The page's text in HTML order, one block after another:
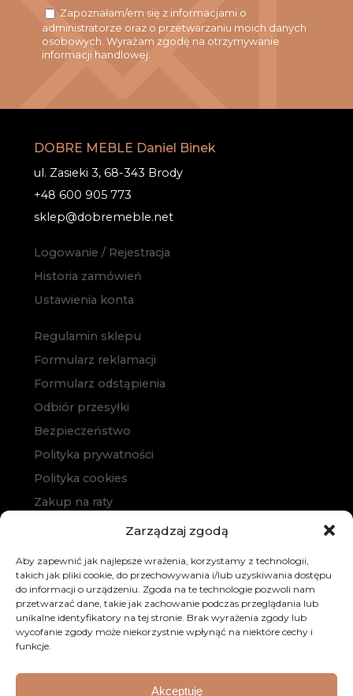
Zarządzaj zgodą
Aby zapewnić jak najlepsze wrażenia, korzystamy z technologii,
takich jak pliki cookie, do przechowywania i/lub uzyskiwania dostępu
do informacji o urządzeniu. Zgoda na te technologie pozwoli nam
przetwarzać dane, takie jak zachowanie podczas przeglądania lub
unikalne identyfikatory na tej stronie. Brak wyrażenia zgody lub
wycofanie zgody może niekorzystnie wpłynąć na niektóre cechy i
funkcje.
Akceptuję
Zapoznałam/em się z informacjami o
administratorze oraz o przetwarzaniu moich danych
osobowych. Wyrażam zgodę na otrzymywanie
informacji handlowej.
DOBRE MEBLE Daniel Binek
ul. Zasieki 3, 68-343 Brody
+48 600 905 773
sklep@dobremeble.net
Logowanie / Rejestracja
Historia zamówień
Ustawienia konta
Regulamin sklepu
Formularz reklamacji
Formularz odstąpienia
Odbiór przesyłki
Bezpieczeństwo
Polityka prywatności
Polityka cookies
Zakup na raty
© 2026 Dobre Meble. Wszystkie prawa zastrzeżone.
Realizacja:KULIKOWSKI-IT.pl Strony internetowe